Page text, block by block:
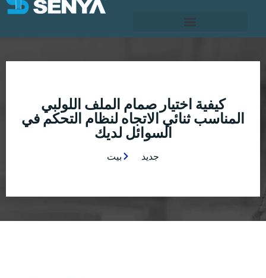
كيفية اختيار صمام الملف اللولبي
المناسب ثنائي الاتجاه لنظام التحكم في
السوائل لديك
بيت جديد